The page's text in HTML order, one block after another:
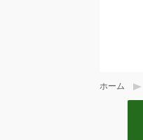
ホーム